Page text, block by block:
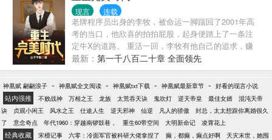
子。 靠着自己的修仙经验，宋檀打造山水田园，薅野
菜，农家饭，掐黄瓜，开直播，卖山珍…… 直到有一
天，她看到了自己的救命恩人——在救她时被炸毁半
张脸的那个男人。 宋檀看了看对方的宽肩窄腰大长
腿，又看了看对方另外半边清俊的脸，想起自己两辈
子的单身狗生涯，心想： 听说合欢宗的双修秘法可以
［有男主，戏份不多］
现言 连载
老牌程序员出身的李牧，被命运一脚踹回了2001年高
考的当口，他欣喜的拍拍屁股，起身便踏上了一条注
定牛X的道路。 重活一回，李牧有他自己的追求，赚
钱只是牛X的初级阶段，至于登上时代周刊、制霸IT产
业、问鼎福布斯榜，也就勉强算是人生的中级阶段
了，至于什么才是牛X的最高境界，李牧觉得有以下三
点： 做名人的教父； 做富人的偶像； 做牛人的干
爹…… --------- 不能免俗的建了一个读者群：
526459805，欢迎进来吹水扯淡。
最新： 第一千八百二十章 全面领先
神凰赋 翩翩浪子 - 神凰赋全文阅读 - 神凰赋txt下载 - 神凰赋最新章节 - 好看的现言小说
站内强推 不败战神 万相之王 龙族 太荒吞天诀 鬼吹灯 逆天帝皇 最佳女婿
混沌天帝
诀
贞观小闲王 风水之王 仕途人生 逆天邪神 仙逆 凡人的骄傲
封总，太太想跟你离婚很久
了
意念奇点 年代1960：穿越南锣鼓巷， 重生60带空间 大明新命记 凌霄花上
经典收藏 宋檀记事 六零：冷面军官被科研大佬拿捏了 癫，都癫，癫点好啊
天灾末世，她囤